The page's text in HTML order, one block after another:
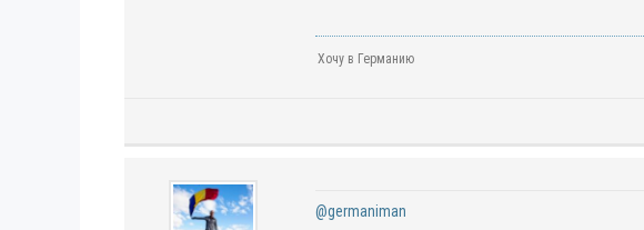
Хочу в Германию
@germaniman